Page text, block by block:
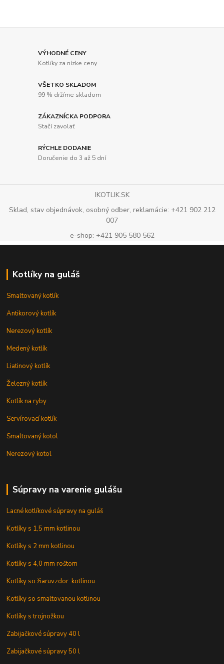
VÝHODNÉ CENY
Kotlíky za nízke ceny
VŠETKO SKLADOM
99 % držíme skladom
ZÁKAZNÍCKA PODPORA
Stačí zavolať
RÝCHLE DODANIE
Doručenie do 3 až 5 dní
IKOTLIK.SK
Sklad, stav objednávok, osobný odber, reklamácie: +421 902 212
007
e-shop: +421 905 580 562
Kotlíky na guláš
Smaltovaný kotlík
Antikorový kotlík
Nerezový kotlík
Medený kotlík
Liatinový kotlík
Železný kotlík
Kotlík na ryby
Servírovací kotlík
Smaltovaný kotol
Nerezový kotol
Súpravy na varenie gulášu
Lacné kotlíkové súpravy na guláš
Kotlíky s 1,5 mm kotlinou
Kotlíky s 2 mm kotlinou
Kotlíky s 4,0 mm roštom
Kotlíky so žiaruvzdor. kotlinou
Kotlíky so smaltovanou kotlinou
Kotlíky s trojnožkou
Zabijačkové súpravy 40 l
Zabijačkové súpravy 50 l